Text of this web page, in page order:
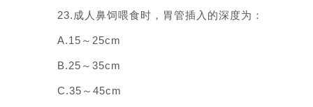
23.成人鼻饲喂食时，胃管插入的深度为：
A.15～25cm
B.25～35cm
C.35～45cm